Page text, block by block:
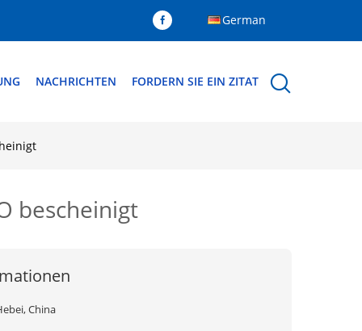
German
NACHRICHTEN FORDERN SIE EIN ZITAT
bescheinigt
China